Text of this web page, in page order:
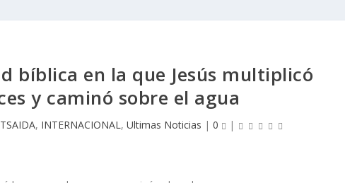
bíblica en la que Jesús multiplicó
y caminó sobre el agua
, INTERNACIONAL, Ultimas Noticias | 0 |